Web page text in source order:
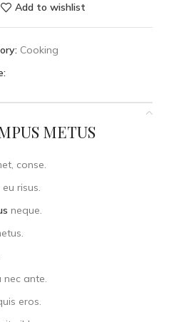
Add to wishlist
Cooking
METUS
conse.
risus.
neque.
nec ante.
eros.